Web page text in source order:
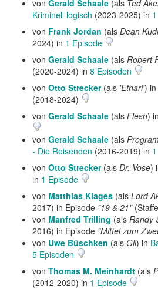
von Gerald Schaale (als Ted
Kriminell logisch (2023-2025) in
von Frank Jordan (als Dean
2024) in 1 Episode
von Gerald Schaale (als Robert
(2020-2024) in 8 Episoden
von Otto Strecker(als 'Ethari') in
(2018-2024)
von Gerald Schaale (als Flesh) in
von Gerald Schaale (als
- Die Reisenden (2016-2019) in
von Otto Strecker(als Dr. Vose)
in 1 Episode
von Matthias Klages (als Lord
2017) in Episode "19 & 21"
von Manfred Trilling (als Randy
2016) in Episode "Mittel zum
von Uwe Büschken (als Gil) in
5 Episoden
von Thomas M. Meinhardt (als
(2012-2020) in 1 Episode